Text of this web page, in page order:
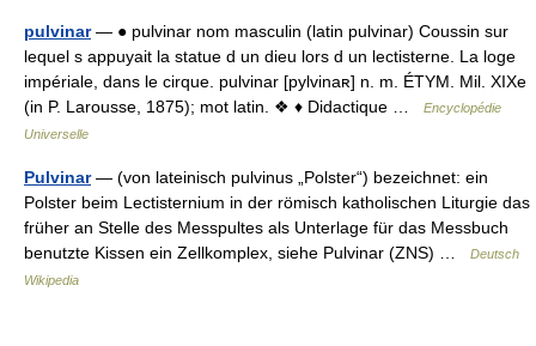
pulvinar— ● pulvinar nom masculin (latin pulvinar) Coussin sur
lequel s appuyait la statue d un dieu lors d un lectisterne. La loge
impériale, dans le cirque. pulvinar [pylvinaʀ] n. m. ÉTYM. Mil. XIXe
(in P. Larousse, 1875); mot latin. ❖ ♦ Didactique …
Encyclopédie
Universelle
Pulvinar— (von lateinisch pulvinus „Polster“) bezeichnet: ein
Polster beim Lectisternium in der römisch katholischen Liturgie das
früher an Stelle des Messpultes als Unterlage für das Messbuch
benutzte Kissen ein Zellkomplex, siehe Pulvinar (ZNS) …
Deutsch
Wikipedia